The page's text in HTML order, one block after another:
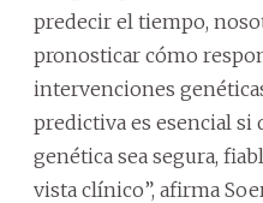
predecir el tiempo,
pronosticar cómo
intervenciones
predictiva es esencial si
genética sea segura,
vista clínico”, afirma